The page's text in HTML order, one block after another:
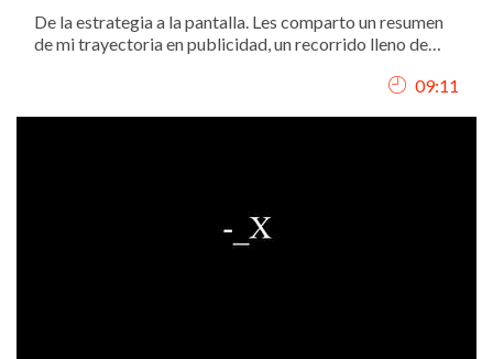
De la estrategia a la pantalla. Les comparto un resumen
de mi trayectoria en publicidad, un recorrido lleno de
09:11